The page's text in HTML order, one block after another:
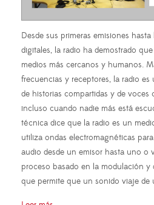
Desde sus primeras emisiones
digitales, la radio ha demostrado
medios más cercanos y humanos.
frecuencias y receptores, la radio
de historias compartidas y de voces
incluso cuando nadie más está
técnica dice que la radio es un
utiliza ondas electromagnéticas
audio desde un emisor hasta uno o
proceso basado en la modulación y
que permite que un sonido viaje de